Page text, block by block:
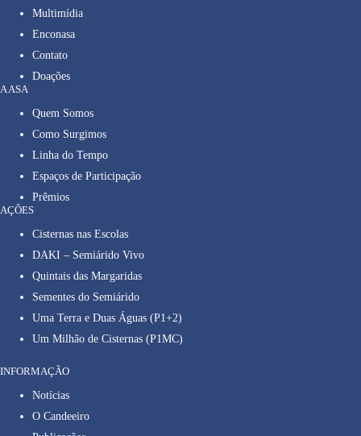
Multimídia
Enconasa
Contato
Doações
A ASA
Quem Somos
Como Surgimos
Linha do Tempo
Espaços de Participação
Prêmios
AÇÕES
Cisternas nas Escolas
DAKI – Semiárido Vivo
Quintais das Margaridas
Sementes do Semiárido
Uma Terra e Duas Águas (P1+2)
Um Milhão de Cisternas (P1MC)
INFORMAÇÃO
Notícias
O Candeeiro